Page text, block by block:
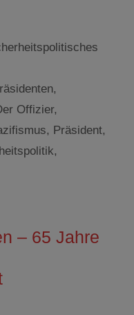
,
Offizier,
, Präsident,
,
– 65 Jahre